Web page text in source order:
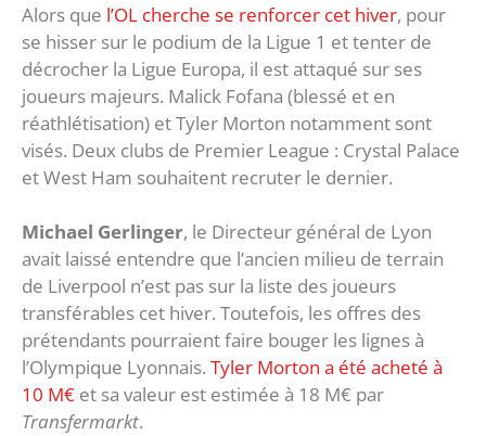
Alors que l’OL cherche se renforcer cet hiver, pour
se hisser sur le podium de la Ligue 1 et tenter de
décrocher la Ligue Europa, il est attaqué sur ses
joueurs majeurs. Malick Fofana (blessé et en
réathlétisation) et Tyler Morton notamment sont
visés. Deux clubs de Premier League : Crystal Palace
et West Ham souhaitent recruter le dernier.
Michael Gerlinger, le Directeur général de Lyon
avait laissé entendre que l’ancien milieu de terrain
de Liverpool n’est pas sur la liste des joueurs
transférables cet hiver. Toutefois, les offres des
prétendants pourraient faire bouger les lignes à
l’Olympique Lyonnais. Tyler Morton a été acheté à
10 M€ et sa valeur est estimée à 18 M€ par
Transfermarkt.